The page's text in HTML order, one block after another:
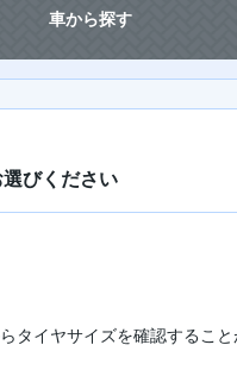
車から探す
びください
タイヤサイズを確認すること